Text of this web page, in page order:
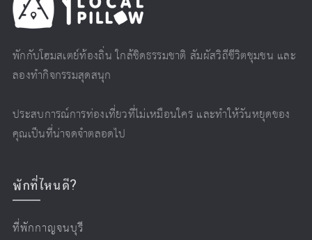
พักกับโฮมสเตย์ท้องถิ่น ใกล้ชิดธรรมชาติ สัมผัสวิถีชีวิตชุมชน และ
ลองทำกิจกรรมสุดสนุก
ประสบการณ์การท่องเที่ยวที่ไม่เหมือนใคร และทำให้วันหยุดของ
คุณเป็นที่น่าจดจำตลอดไป
พักที่ไหนดี?
ที่พักกาญจนบุรี